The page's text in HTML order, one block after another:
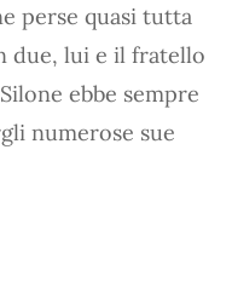
perse quasi tutta
due, lui e il fratello
ebbe sempre
numerose sue